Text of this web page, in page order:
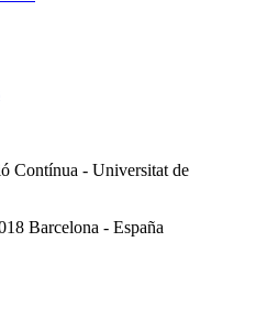
Contínua - Universitat de
Barcelona - España